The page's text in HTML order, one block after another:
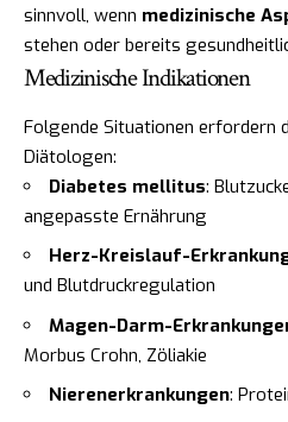
sinnvoll, wenn medizinische
stehen oder bereits
Medizinische Indikationen
Folgende Situationen erfordern
Diätologen:
Diabetes mellitus:
angepasste Ernährung
Herz-Kreislauf-
und Blutdruckregulation
Magen-Darm-
Morbus Crohn, Zöliakie
Nierenerkrankungen: